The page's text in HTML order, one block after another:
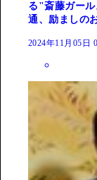
る"斎藤ガー
通、励ましの
2024年11月05日